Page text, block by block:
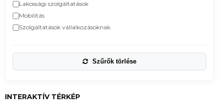
Lakossági szolgáltatások
Mobilitás
Szolgáltatások vállalkozásoknak
Szűrők törlése
INTERAKTÍV TÉRKÉP